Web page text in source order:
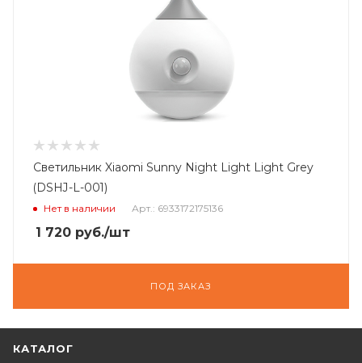
Светильник Xiaomi Sunny Night Light Light Grey
(DSHJ-L-001)
Нет в наличии Арт.: 6933172175136
1 720 руб./шт
ПОД ЗАКАЗ
КАТАЛОГ